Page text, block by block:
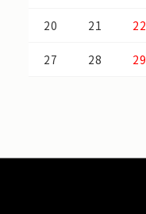
20 21 22
27 28 29